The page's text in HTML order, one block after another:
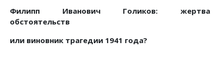
Филипп Иванович Голиков: жертва
обстоятельств
или виновник трагедии 1941 года?